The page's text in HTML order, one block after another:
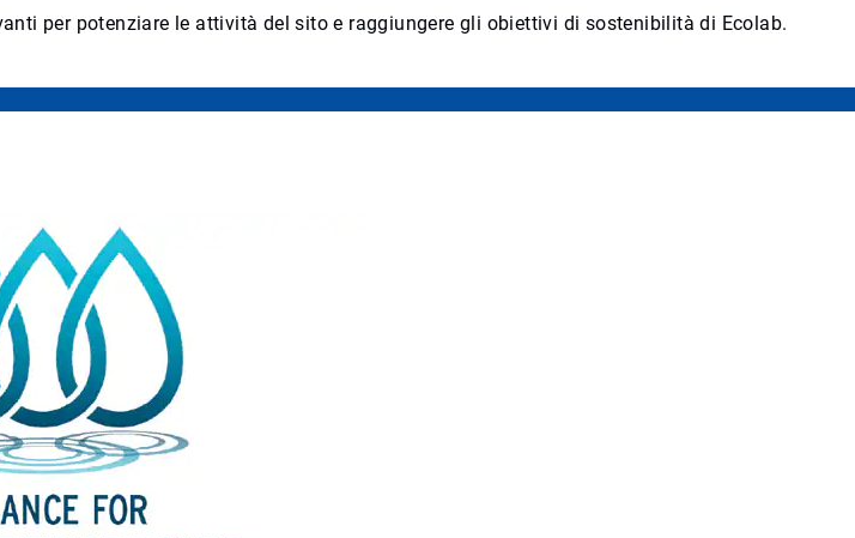
per potenziare le attività del sito e raggiungere gli obiettivi di sostenibilità di Ecolab.